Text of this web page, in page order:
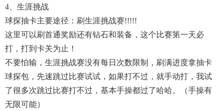
4、生涯挑战
球探抽卡主要途径：刷生涯挑战赛!!!!!
这里可以刷首通奖励还有钻石和装备，这个比赛第一天必
打，打到卡关为止！
不要怕输，生涯挑战赛没有每日次数限制，刷满进度拿抽卡
球探包，先速跳过比赛试试，如果打不过，就手动打，我试
了很多次跳过比赛打不过，基本手操都过了哈哈。（手操有
无限可能）